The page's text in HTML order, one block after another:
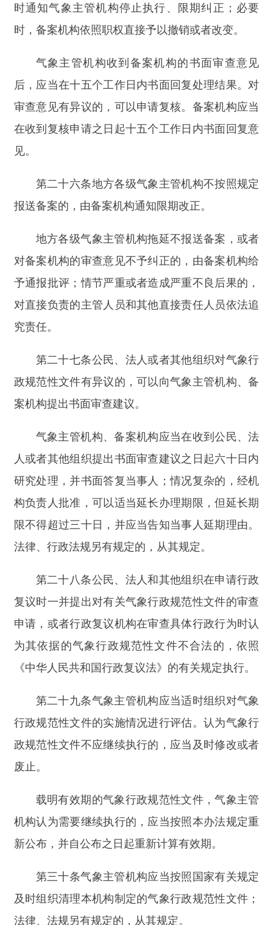
为其依据的气象行政规范性文件不合法的，依照
《中华人民共和国行政复议法》的有关规定执行。
政规范性文件不应继续执行的，应当及时修改或者
废止。
新公布，并自公布之日起重新计算有效期。
第三十条 气象主管机构应当按照国家有关规定
法律、法规另有规定的，从其规定。
气象行政规范性文件主要内容或者主要措施不
符合法律、法规、规章和上级行政规范性文件规定
律、法规、规章和上级行政规范性文件规定不符，
但该文件又有必要继续执行的，气象主管机构应当
进行修改。
第三十一条气象行政规范性文件进行清理后，
气象主管机构应当及时向社会公布继续有效、废止
第四章附则
第三十二条 地方政府规章对行政规范性文件制
定和监督管理另有规定的，可以参照执行。
第三十三条本办法自2021 年1月1日起施行。
2011年9月30日公布的中国气象局第23号令《气象
规范性文件管理办法》同时废止。
打印本页 关闭窗口
主办：新疆阿合奇县人民政府办公室
承办：新疆阿合奇县政务服务和数字发
展中心
地 址：阿合奇县南大街 邮 编：843500
关于我们
网站地图
阿合奇县网信办监督电话：0908-